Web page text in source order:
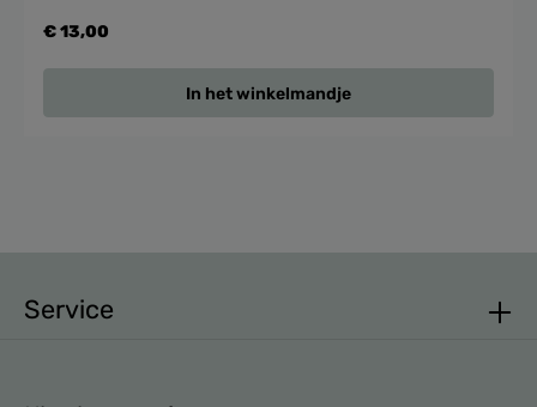
€ 13,00
In het winkelmandje
Service